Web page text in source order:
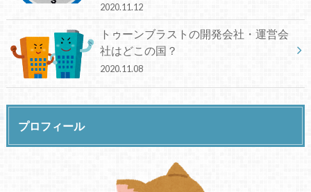
2020.11.12
トゥーンブラストの開発会社・運営会
社はどこの国？
2020.11.08
プロフィール